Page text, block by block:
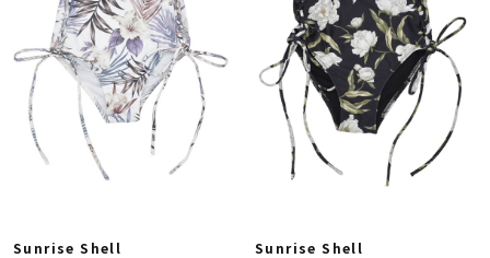
Sunrise Shell Sunrise Shell